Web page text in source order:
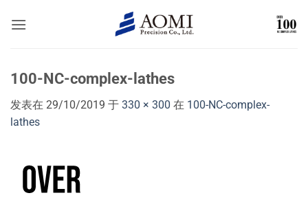
100-NC-complex-lathes
发表在 29/10/2019 于 330 × 300 在 100-NC-complex-
lathes